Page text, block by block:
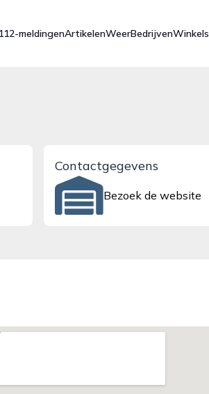
112-meldingenArtikelenWeerBedrijvenWinkels
Contactgegevens
Bezoek de website